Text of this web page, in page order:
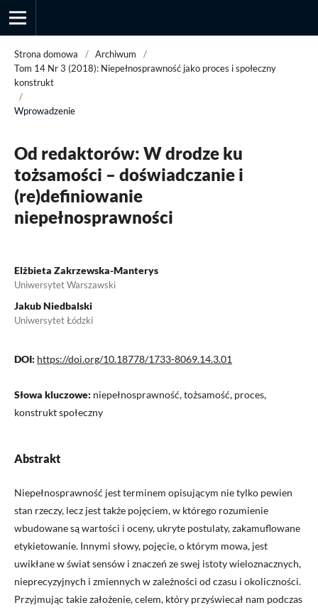
Przegląd Socjologii Jakościowej
Strona domowa / Archiwum
/
Tom 14 Nr 3 (2018): Niepełnosprawność jako proces i społeczny
konstrukt
/
Wprowadzenie
Od redaktorów: W drodze ku
tożsamości – doświadczanie i
(re)definiowanie
niepełnosprawności
Elżbieta Zakrzewska-Manterys
Uniwersytet Warszawski
Jakub Niedbalski
Uniwersytet Łódzki
DOI: https://doi.org/10.18778/1733-8069.14.3.01
Słowa kluczowe: niepełnosprawność, tożsamość, proces,
konstrukt społeczny
Abstrakt
Niepełnosprawność jest terminem opisującym nie tylko pewien
stan rzeczy, lecz jest także pojęciem, w którego rozumienie
wbudowane są wartości i oceny, ukryte postulaty, zakamuflowane
etykietowanie. Innymi słowy, pojęcie, o którym mowa, jest
uwikłane w świat sensów i znaczeń ze swej istoty wieloznacznych,
nieprecyzyjnych i zmiennych w zależności od czasu i okoliczności.
Przyjmując takie założenie, celem, który przyświecał nam podczas